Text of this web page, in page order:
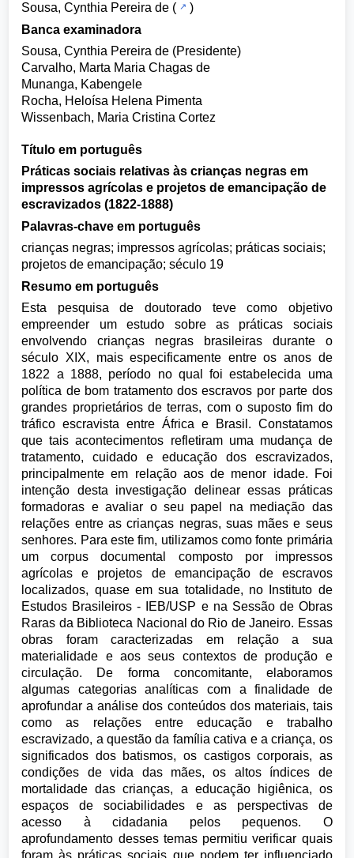
Sousa, Cynthia Pereira de (
)
Banca examinadora
Sousa, Cynthia Pereira de (Presidente)
Carvalho, Marta Maria Chagas de
Munanga, Kabengele
Rocha, Heloísa Helena Pimenta
Wissenbach, Maria Cristina Cortez
Título em português
Práticas sociais relativas às crianças negras em
impressos agrícolas e projetos de emancipação de
escravizados (1822-1888)
Palavras-chave em português
crianças negras; impressos agrícolas; práticas sociais;
projetos de emancipação; século 19
Resumo em português
Esta pesquisa de doutorado teve como objetivo
empreender um estudo sobre as práticas sociais
envolvendo crianças negras brasileiras durante o
século XIX, mais especificamente entre os anos de
1822 a 1888, período no qual foi estabelecida uma
política de bom tratamento dos escravos por parte dos
grandes proprietários de terras, com o suposto fim do
tráfico escravista entre África e Brasil. Constatamos
que tais acontecimentos refletiram uma mudança de
tratamento, cuidado e educação dos escravizados,
principalmente em relação aos de menor idade. Foi
intenção desta investigação delinear essas práticas
formadoras e avaliar o seu papel na mediação das
relações entre as crianças negras, suas mães e seus
senhores. Para este fim, utilizamos como fonte primária
um corpus documental composto por impressos
agrícolas e projetos de emancipação de escravos
localizados, quase em sua totalidade, no Instituto de
Estudos Brasileiros - IEB/USP e na Sessão de Obras
Raras da Biblioteca Nacional do Rio de Janeiro. Essas
obras foram caracterizadas em relação a sua
materialidade e aos seus contextos de produção e
circulação. De forma concomitante, elaboramos
algumas categorias analíticas com a finalidade de
aprofundar a análise dos conteúdos dos materiais, tais
como as relações entre educação e trabalho
escravizado, a questão da família cativa e a criança, os
significados dos batismos, os castigos corporais, as
condições de vida das mães, os altos índices de
mortalidade das crianças, a educação higiênica, os
espaços de sociabilidades e as perspectivas de
acesso à cidadania pelos pequenos. O
aprofundamento desses temas permitiu verificar quais
foram às práticas sociais que podem ter influenciado